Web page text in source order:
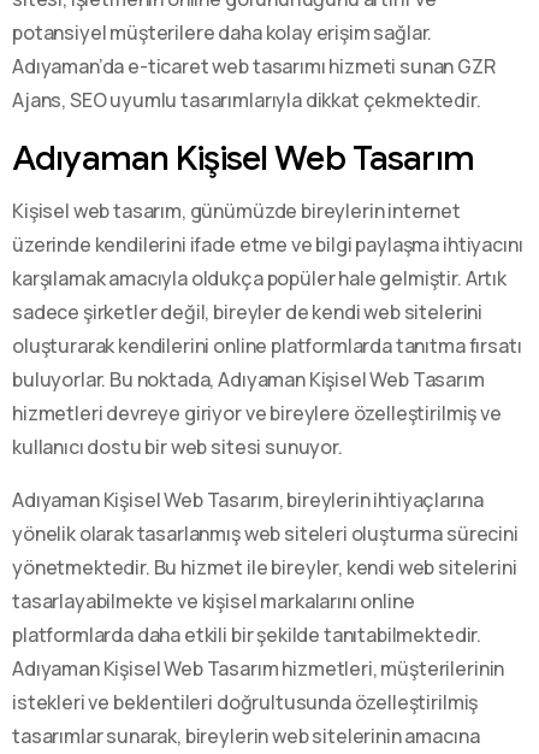
potansiyel müşterilere daha kolay erişim sağlar.
Adıyaman’da e-ticaret web tasarımı hizmeti sunan GZR
Ajans, SEO uyumlu tasarımlarıyla dikkat çekmektedir.
Adıyaman Kişisel Web Tasarım
Kişisel web tasarım, günümüzde bireylerin internet
üzerinde kendilerini ifade etme ve bilgi paylaşma ihtiyacını
karşılamak amacıyla oldukça popüler hale gelmiştir. Artık
sadece şirketler değil, bireyler de kendi web sitelerini
oluşturarak kendilerini online platformlarda tanıtma fırsatı
buluyorlar. Bu noktada, Adıyaman Kişisel Web Tasarım
hizmetleri devreye giriyor ve bireylere özelleştirilmiş ve
kullanıcı dostu bir web sitesi sunuyor.
Adıyaman Kişisel Web Tasarım, bireylerin ihtiyaçlarına
yönelik olarak tasarlanmış web siteleri oluşturma sürecini
yönetmektedir. Bu hizmet ile bireyler, kendi web sitelerini
tasarlayabilmekte ve kişisel markalarını online
platformlarda daha etkili bir şekilde tanıtabilmektedir.
Adıyaman Kişisel Web Tasarım hizmetleri, müşterilerinin
istekleri ve beklentileri doğrultusunda özelleştirilmiş
tasarımlar sunarak, bireylerin web sitelerinin amacına